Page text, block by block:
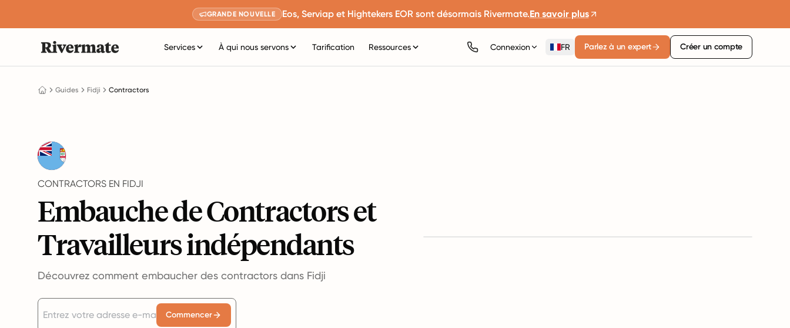
GRANDE NOUVELLE Eos, Serviap et Hightekers EOR sont désormais Rivermate.En savoir plus
Services À qui nous servons Tarification Ressources Connexion FR Parlez à un expert Créer un compte
Guides Fidji Contractors
CONTRACTORS EN FIDJI
Embauche de Contractors et
Travailleurs indépendants
Découvrez comment embaucher des contractors dans Fidji
Commencer